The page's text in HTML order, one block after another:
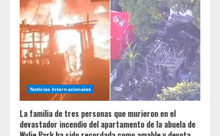
Noticias Internacionales
La familia de tres personas que murieron en el
devastador incendio del apartamento de la abuela de